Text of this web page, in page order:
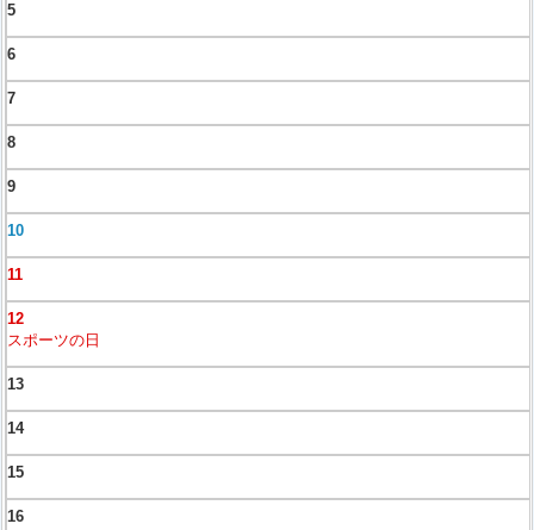
5
6
7
8
9
10
11
12
スポーツの日
13
14
15
16